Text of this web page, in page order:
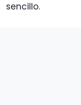
sencillo.